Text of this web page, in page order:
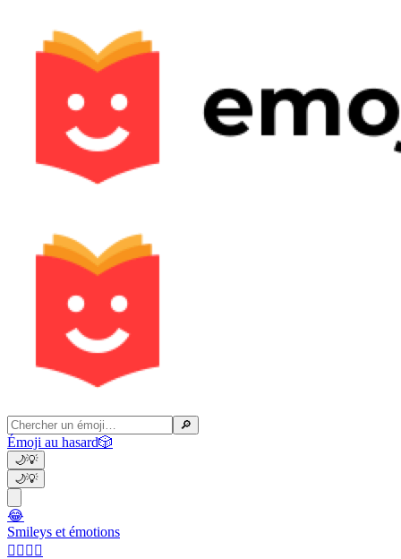
🔎
Émoji au hasard🎲
🌙💡
🌙💡
😂
Smileys et émotions
👩‍❤️‍💋‍👨